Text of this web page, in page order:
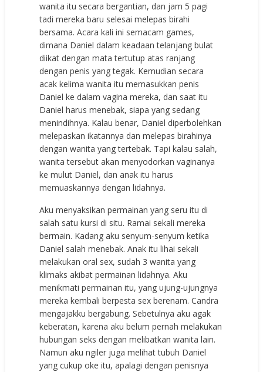
wanita itu secara bergantian, dan jam 5 pagi
tadi mereka baru selesai melepas birahi
bersama. Acara kali ini semacam games,
dimana Daniel dalam keadaan telanjang bulat
diikat dengan mata tertutup atas ranjang
dengan penis yang tegak. Kemudian secara
acak kelima wanita itu memasukkan penis
Daniel ke dalam vagina mereka, dan saat itu
Daniel harus menebak, siapa yang sedang
menindihnya. Kalau benar, Daniel diperbolehkan
melepaskan ikatannya dan melepas birahinya
dengan wanita yang tertebak. Tapi kalau salah,
wanita tersebut akan menyodorkan vaginanya
ke mulut Daniel, dan anak itu harus
memuaskannya dengan lidahnya.
Aku menyaksikan permainan yang seru itu di
salah satu kursi di situ. Ramai sekali mereka
bermain. Kadang aku senyum-senyum ketika
Daniel salah menebak. Anak itu lihai sekali
melakukan oral sex, sudah 3 wanita yang
klimaks akibat permainan lidahnya. Aku
menikmati permainan itu, yang ujung-ujungnya
mereka kembali berpesta sex berenam. Candra
mengajakku bergabung. Sebetulnya aku agak
keberatan, karena aku belum pernah melakukan
hubungan seks dengan melibatkan wanita lain.
Namun aku ngiler juga melihat tubuh Daniel
yang cukup oke itu, apalagi dengan penisnya